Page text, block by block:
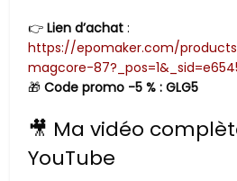
👉Lien d’achat :
https://epomaker.com/
magcore-
🎁Code promo -5 % : GLG5
🎥 Ma vidéo
YouTube